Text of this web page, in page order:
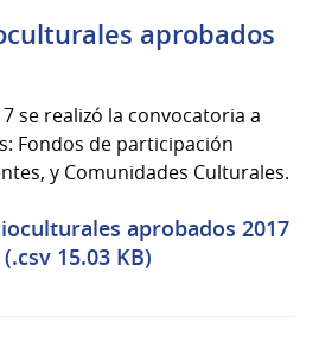
aprobados
se realizó la convocatoria a
Fondos de participación
y Comunidades Culturales.
aprobados 2017
15.03 KB)